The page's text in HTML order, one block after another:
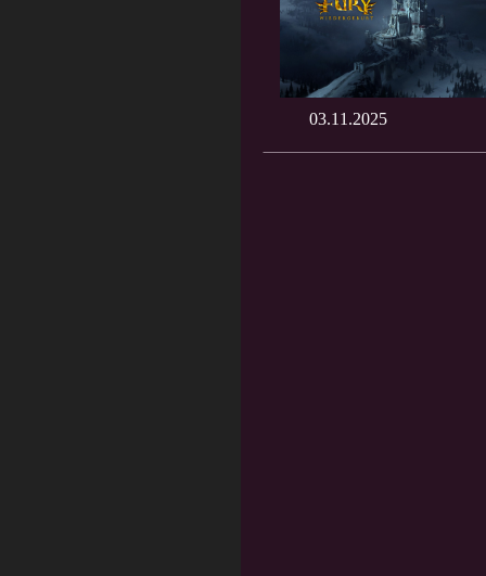
03.11.2025